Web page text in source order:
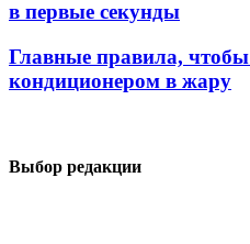
в первые секунды
Главные правила, чтобы
кондиционером в жару
Выбор редакции